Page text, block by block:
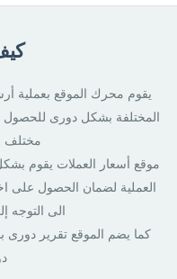
يقوم محرك الموقع بعملية
المختلفة بشكل دورى للحصول
مختلف
موقع أسعار العملات يقوم
العملية لضمان الحصول على
الى التوجه
كما يضم الموقع تقرير دورى